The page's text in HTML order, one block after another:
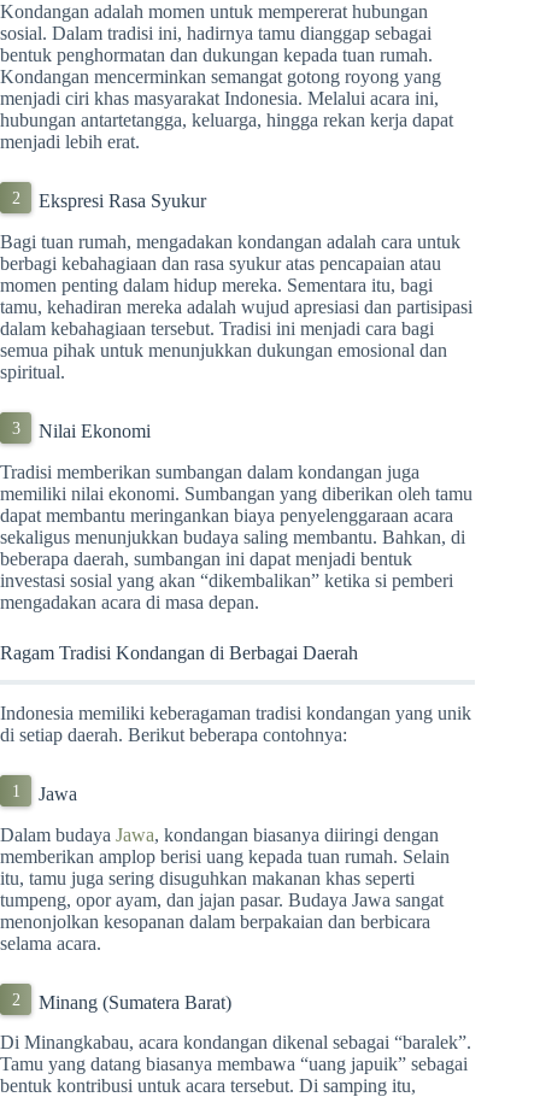
Kondangan adalah momen untuk mempererat hubungan
sosial. Dalam tradisi ini, hadirnya tamu dianggap sebagai
bentuk penghormatan dan dukungan kepada tuan rumah.
Kondangan mencerminkan semangat gotong royong yang
menjadi ciri khas masyarakat Indonesia. Melalui acara ini,
hubungan antartetangga, keluarga, hingga rekan kerja dapat
menjadi lebih erat.
Ekspresi Rasa Syukur
Bagi tuan rumah, mengadakan kondangan adalah cara untuk
berbagi kebahagiaan dan rasa syukur atas pencapaian atau
momen penting dalam hidup mereka. Sementara itu, bagi
tamu, kehadiran mereka adalah wujud apresiasi dan partisipasi
dalam kebahagiaan tersebut. Tradisi ini menjadi cara bagi
semua pihak untuk menunjukkan dukungan emosional dan
spiritual.
Nilai Ekonomi
Tradisi memberikan sumbangan dalam kondangan juga
memiliki nilai ekonomi. Sumbangan yang diberikan oleh tamu
dapat membantu meringankan biaya penyelenggaraan acara
sekaligus menunjukkan budaya saling membantu. Bahkan, di
beberapa daerah, sumbangan ini dapat menjadi bentuk
investasi sosial yang akan “dikembalikan” ketika si pemberi
mengadakan acara di masa depan.
Ragam Tradisi Kondangan di Berbagai Daerah
Indonesia memiliki keberagaman tradisi kondangan yang unik
di setiap daerah. Berikut beberapa contohnya:
Jawa
Dalam budaya Jawa, kondangan biasanya diiringi dengan
memberikan amplop berisi uang kepada tuan rumah. Selain
itu, tamu juga sering disuguhkan makanan khas seperti
tumpeng, opor ayam, dan jajan pasar. Budaya Jawa sangat
menonjolkan kesopanan dalam berpakaian dan berbicara
selama acara.
Minang (Sumatera Barat)
Di Minangkabau, acara kondangan dikenal sebagai “baralek”.
Tamu yang datang biasanya membawa “uang japuik” sebagai
bentuk kontribusi untuk acara tersebut. Di samping itu,